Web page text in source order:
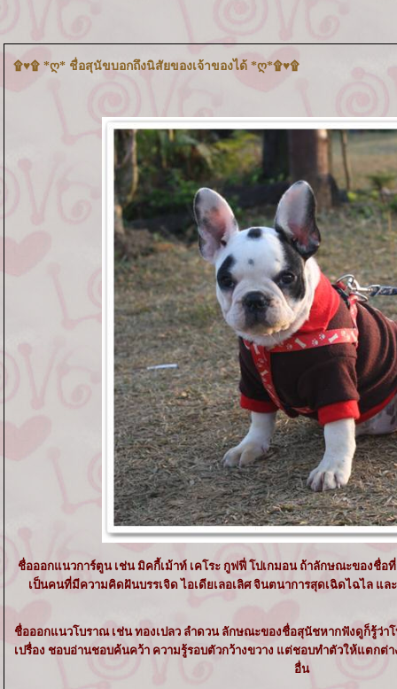
۩♥۩ *ღ* ชื่อสุนัขบอกถึงนิสัยของเจ้าของได้ *ღ*۩♥۩
ชื่อออกแนวการ์ตูน เช่น มิคกี้เม้าท์ เคโระ กูฟฟี่ โปเกมอน ถ้าลักษณะของชื่
เป็นคนที่มีความคิดฝันบรรเจิด ไอเดียเลอเลิศ จินตนาการสุดเฉิดไฉไล แล
ชื่อออกแนวโบราณ เช่น ทองเปลว ลำดวน ลักษณะของชื่อสุนัชหากฟังดูก็รู้ว่
เปรื่อง ชอบอ่านชอบค้นคว้า ความรู้รอบตัวกว้างขวาง แต่ชอบทำตัวให้แตกต่
อื่น